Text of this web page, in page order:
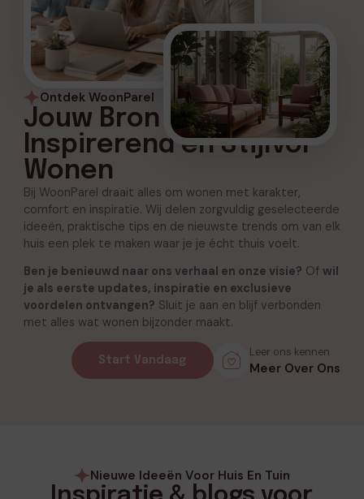
Ontdek WoonParel
Jouw Bron voor
Inspirerend en Stijlvol
Wonen
Bij WoonParel draait alles om wonen met karakter,
comfort en inspiratie. Wij delen zorgvuldig geselecteerde
ideeën, praktische tips en de nieuwste trends om van elk
huis een plek te maken waar je je écht thuis voelt.
Ben je benieuwd naar ons verhaal en onze visie? Of wil
je als eerste updates, inspiratie en exclusieve
voordelen ontvangen? Sluit je aan en blijf verbonden
met alles wat wonen bijzonder maakt.
Start Vandaag
Leer ons kennen
Meer Over Ons
Nieuwe Ideeën Voor Huis En Tuin